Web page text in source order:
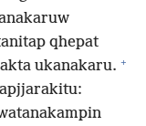
qhepat
ukanakaru. +